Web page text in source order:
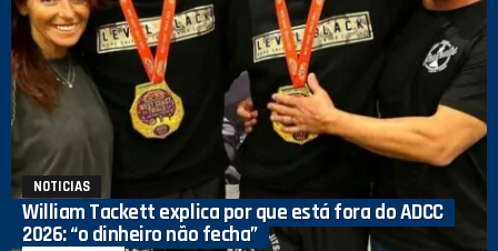
NOTICIAS
William Tackett explica por que está fora do ADCC
2026: “o dinheiro não fecha”